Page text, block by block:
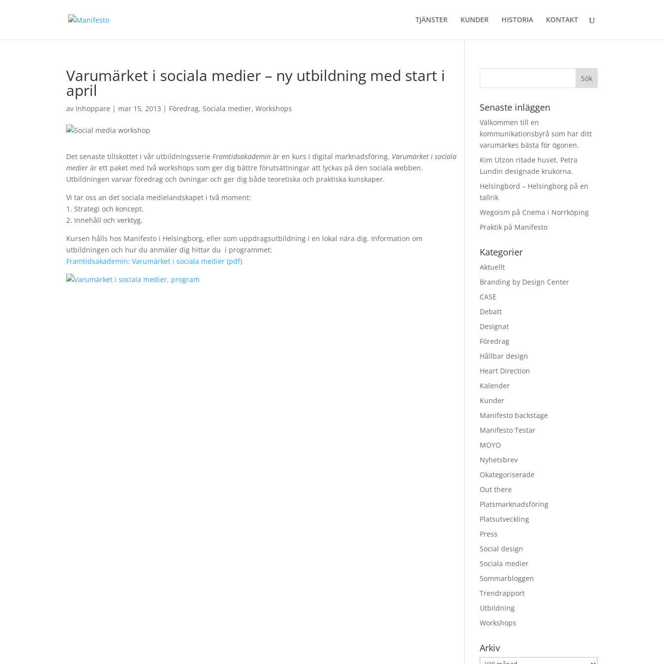
TJÄNSTER KUNDER HISTORIA KONTAKT
Varumärket i sociala medier – ny utbildning med start i
april
av Inhoppare | mar 15, 2013 | Föredrag,Sociala medier,Workshops
Det senaste tillskottet i vår utbildningsserieFramtidsakademin är en kurs i digital marknadsföring. Varumärket i sociala
medier är ett paket med två workshops som ger dig bättre förutsättningar att lyckas på den sociala webben.
Utbildningen varvar föredrag och övningar och ger dig både teoretiska och praktiska kunskaper.
Vi tar oss an det sociala medielandskapet i två moment:
1. Strategi och koncept.
2. Innehåll och verktyg.
Kursen hålls hos Manifesto i Helsingborg, eller som uppdragsutbildning i en lokal nära dig. Information om
utbildningen och hur du anmäler dig hittar du i programmet:
Framtidsakademin: Varumärket i sociala medier (pdf)
Senaste inläggen
Välkommen till en
kommunikationsbyrå som har ditt
varumärkes bästa för ögonen.
Kim Utzon ritade huset. Petra
Lundin designade krukorna.
Helsingbord – Helsingborg på en
tallrik
Wegoism på Cnema i Norrköping
Praktik på Manifesto
Kategorier
Aktuellt
Branding by Design Center
CASE
Debatt
Designat
Föredrag
Hållbar design
Heart Direction
Kalender
Kunder
Manifesto backstage
Manifesto Testar
MOYO
Nyhetsbrev
Okategoriserade
Out there
Platsmarknadsföring
Platsutveckling
Press
Social design
Sociala medier
Sommarbloggen
Trendrapport
Utbildning
Workshops
Arkiv